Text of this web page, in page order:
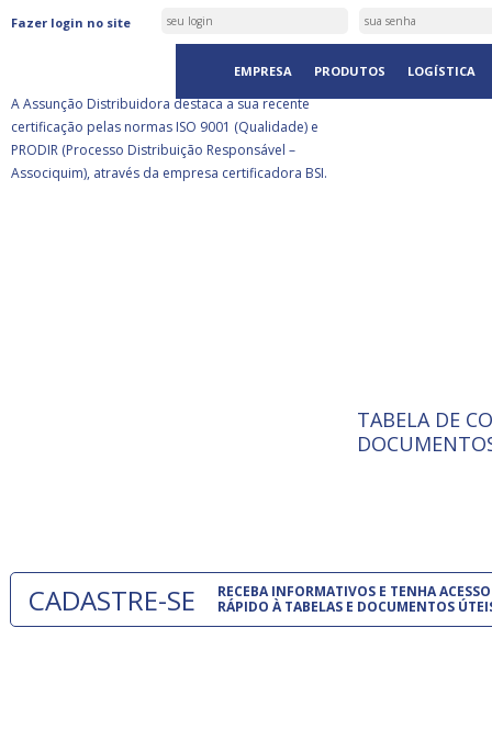
Fazer login no site
EMPRESA PRODUTOS LOGÍSTICA
ASSUNÇÃO DISTRIBUIDORA É
CERTIFICADA PELA BSI
A Assunção Distribuidora destaca a sua recente
certificação pelas normas ISO 9001 (Qualidade) e
PRODIR (Processo Distribuição Responsável –
Associquim), através da empresa certificadora BSI.
ISO 9001:
A
TABELA DE
CADASTRE-SE
RECEBA INFORMATIVOS E TENHA ACESSO
RÁPIDO À TABELAS E DOCUMENTOS